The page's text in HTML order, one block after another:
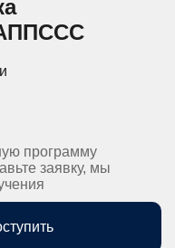
программу
заявку, мы